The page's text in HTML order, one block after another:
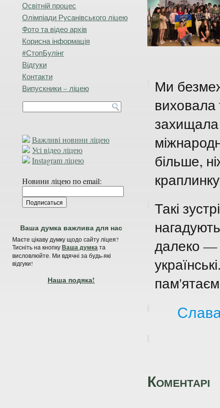
Освітній процес
Олімпіади Русанівського ліцею
Фото та відео архів
Корисна інформація
#СтопБулінг
Відгуки
Контакти
Випускники – ліцею
Важливі новини ліцею
Усі відео ліцею
Instagram ліцею
Новини ліцею по email:
Ваша думка важлива для нас
Маєте цікаву думку щодо сайту ліцея?
Тисніть на кнопкуВаша думката
висловлюйте. Ми вдячні за будь-які
відгуки!
Наша подяка!
Ми
захищала
більше,
Такі
далеко —
Коментарі